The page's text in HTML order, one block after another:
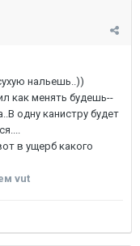
нальешь..))
как менять будешь--
одну канистру будет
в ущерб какого
vut